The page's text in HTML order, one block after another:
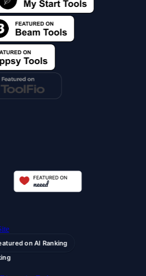
on AI Ranking